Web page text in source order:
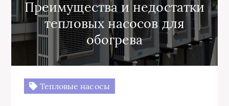
Преимущества и недостатки
тепловых насосов для
обогрева
Тепловые насосы